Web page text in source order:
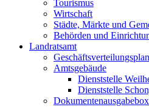
Tourismus
Wirtschaft
Städte, Märkte und
Behörden und
Landratsamt
Geschäftsverteilungsplan
Amtsgebäude
Dienststelle
Dienststelle
Dokumentenausgabebox